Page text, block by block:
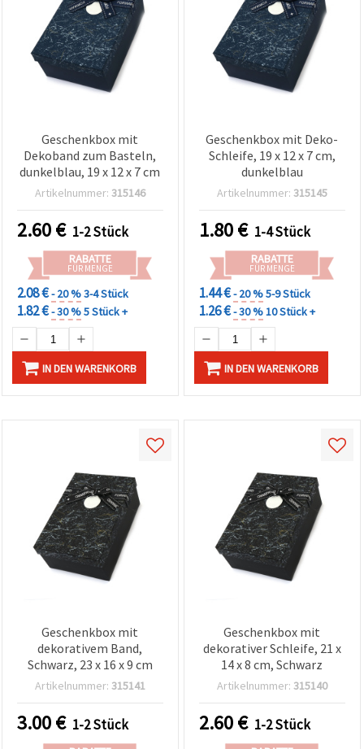
Geschenkbox mit
Dekoband zum Basteln,
dunkelblau, 19 x 12 x 7 cm
Artikelnummer: 315146
2.60€ 1-2 Stück
RABATTE
FÜR MENGE
2.08 €- 20 %3-4 Stück
1.82 €- 30 %5 Stück +
IN DEN WARENKORB
Geschenkbox mit Deko-
Schleife, 19 x 12 x 7 cm,
dunkelblau
Artikelnummer: 315145
1.80€ 1-4 Stück
RABATTE
FÜR MENGE
1.44 €- 20 %5-9 Stück
1.26 €- 30 %10 Stück +
IN DEN WARENKORB
Geschenkbox mit
dekorativem Band,
Schwarz, 23 x 16 x 9 cm
Artikelnummer: 315141
3.00€ 1-2 Stück
Geschenkbox mit
dekorativer Schleife, 21 x
14 x 8 cm, Schwarz
Artikelnummer: 315140
2.60€ 1-2 Stück